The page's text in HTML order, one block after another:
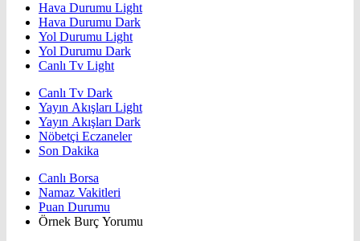
Hava Durumu Light
Hava Durumu Dark
Yol Durumu Light
Yol Durumu Dark
Canlı Tv Light
Canlı Tv Dark
Yayın Akışları Light
Yayın Akışları Dark
Nöbetçi Eczaneler
Son Dakika
Canlı Borsa
Namaz Vakitleri
Puan Durumu
Örnek Burç Yorumu